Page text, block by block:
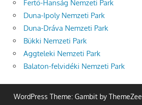
Fertő-Hanság Nemzeti Park
Duna-Ipoly Nemzeti Park
Duna-Dráva Nemzeti Park
Bükki Nemzeti Park
Aggteleki Nemzeti Park
Balaton-felvidéki Nemzeti Park
WordPress Theme: Gambit by ThemeZee.